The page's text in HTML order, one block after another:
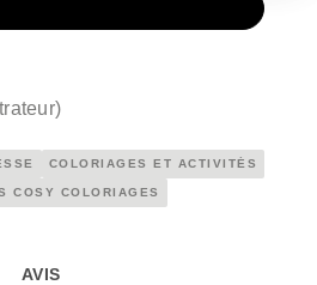
)
COLORIAGES ET ACTIVITÉS
COSY COLORIAGES
AVIS